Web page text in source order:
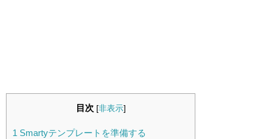
目次 [非表示]
1 Smartyテンプレートを準備する